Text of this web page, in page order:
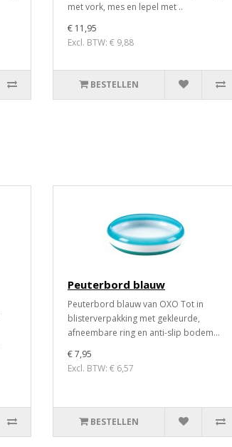
met vork, mes en lepel met ..
€ 11,95
Excl. BTW: € 9,88
BESTELLEN
Peuterbord blauw
Peuterbord blauw van OXO Tot in
blisterverpakking met gekleurde,
afneembare ring en anti-slip bodem...
€ 7,95
Excl. BTW: € 6,57
BESTELLEN